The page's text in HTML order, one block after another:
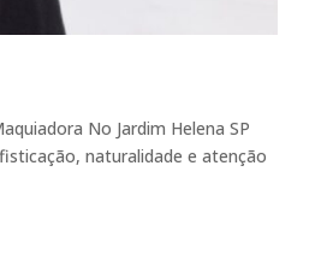
No Jardim Helena SP
naturalidade e atenção